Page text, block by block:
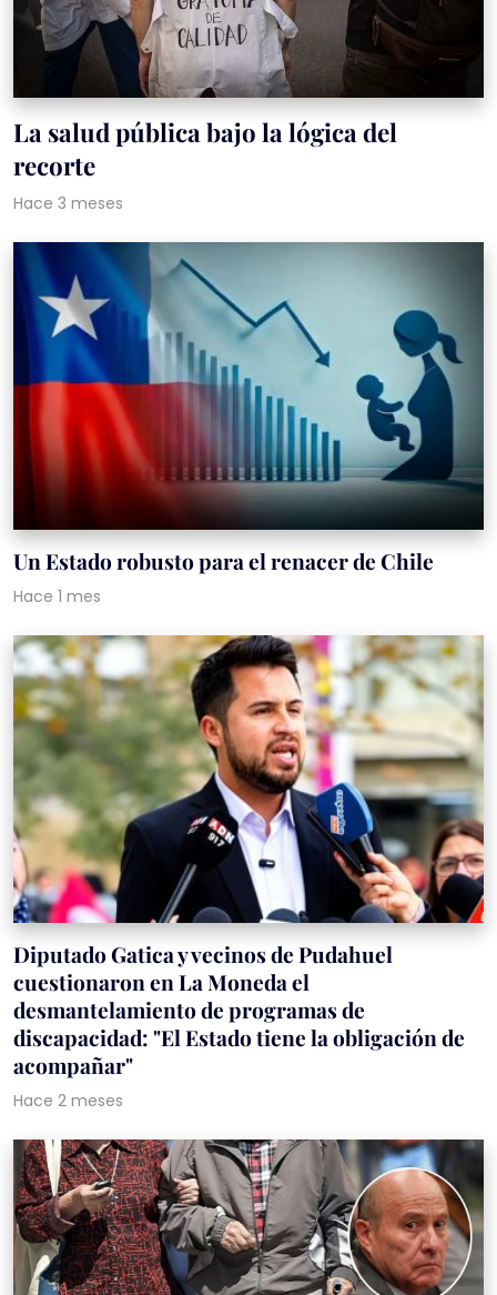
La salud pública bajo la lógica del
recorte
Hace 3 meses
Un Estado robusto para el renacer de Chile
Hace 1 mes
Diputado Gatica y vecinos de Pudahuel
cuestionaron en La Moneda el
desmantelamiento de programas de
discapacidad: "El Estado tiene la obligación de
acompañar"
Hace 2 meses